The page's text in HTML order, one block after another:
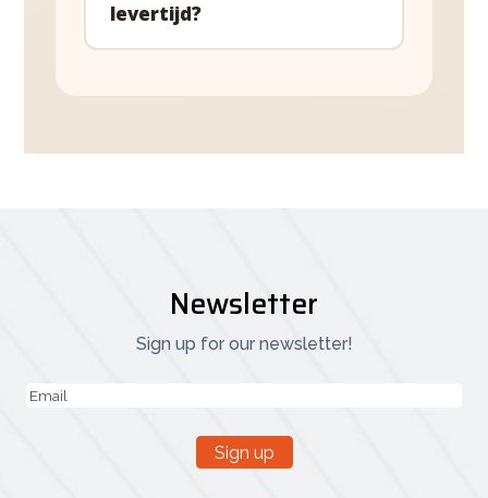
levertijd?
Newsletter
Sign up for our newsletter!
Email
Sign up